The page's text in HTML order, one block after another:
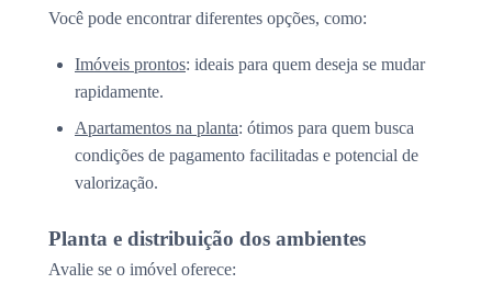
Você pode encontrar diferentes opções, como:
Imóveis prontos: ideais para quem deseja se mudar
rapidamente.
Apartamentos na planta: ótimos para quem busca
condições de pagamento facilitadas e potencial de
valorização.
Planta e distribuição dos ambientes
Avalie se o imóvel oferece: